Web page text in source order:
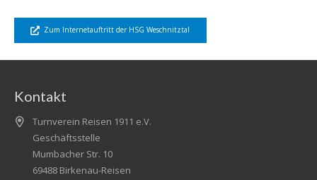
Zum Internetauftritt der HSG Weschnitztal
Kontakt
Turnverein Reisen 1911 e.V.
Geschäftsstelle
Mumbacher Str. 10
69488 Birkenau-Reisen